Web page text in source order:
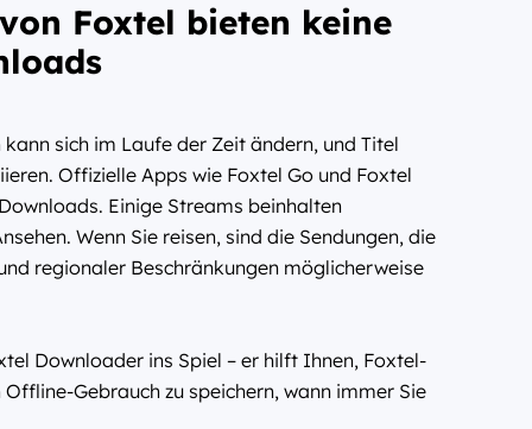
Foxtel bieten keine
sich im Laufe der Zeit ändern, und Titel
Offizielle Apps wie Foxtel Go und Foxtel
Einige Streams beinhalten
Wenn Sie reisen, sind die Sendungen, die
regionaler Beschränkungen möglicherweise
Downloader ins Spiel – er hilft Ihnen, Foxtel-
Gebrauch zu speichern, wann immer Sie